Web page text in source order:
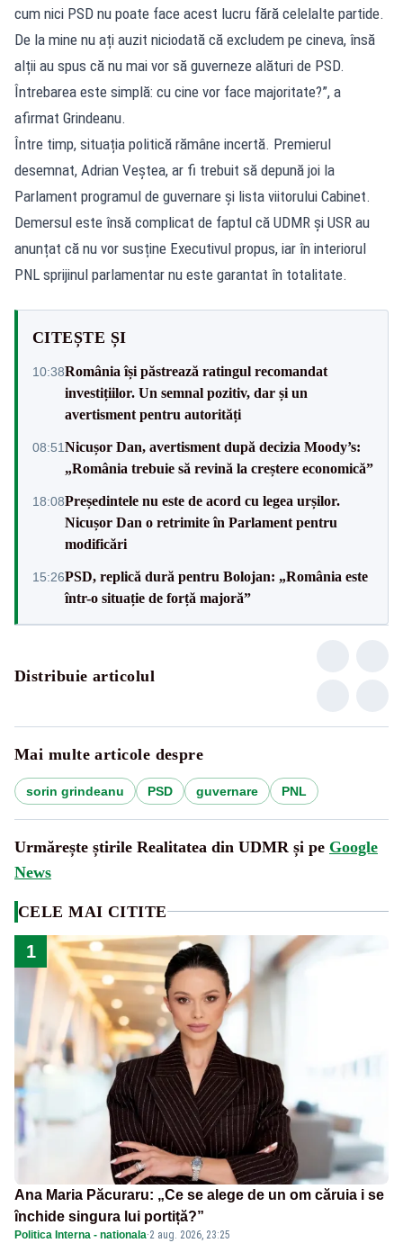
cum nici PSD nu poate face acest lucru fără celelalte partide.
De la mine nu ați auzit niciodată că excludem pe cineva, însă
alții au spus că nu mai vor să guverneze alături de PSD.
Întrebarea este simplă: cu cine vor face majoritate?”, a
afirmat Grindeanu.
Între timp, situația politică rămâne incertă. Premierul
desemnat, Adrian Veștea, ar fi trebuit să depună joi la
Parlament programul de guvernare și lista viitorului Cabinet.
Demersul este însă complicat de faptul că UDMR și USR au
anunțat că nu vor susține Executivul propus, iar în interiorul
PNL sprijinul parlamentar nu este garantat în totalitate.
CITEȘTE ȘI
10:38România își păstrează ratingul recomandat
investițiilor. Un semnal pozitiv, dar și un
avertisment pentru autorități
08:51Nicușor Dan, avertisment după decizia Moody’s:
„România trebuie să revină la creștere economică”
18:08Președintele nu este de acord cu legea urșilor.
Nicușor Dan o retrimite în Parlament pentru
modificări
15:26PSD, replică dură pentru Bolojan: „România este
într-o situație de forță majoră”
Distribuie articolul
Mai multe articole despre
sorin grindeanu PSD guvernare PNL
Urmărește știrile Realitatea din UDMR și pe Google
News
CELE MAI CITITE
1
Ana Maria Păcuraru: „Ce se alege de un om căruia i se
închide singura lui portiță?”
Politica Interna - nationala·2 aug. 2026, 23:25